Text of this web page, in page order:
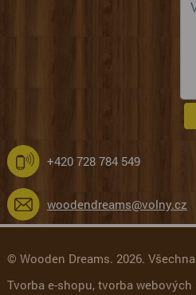
+420 728 784 549
woodendreams@volny.cz
© Wooden Dreams. 2026.
Tvorba e-shopu, tvorba webových